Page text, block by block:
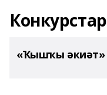
Конкурстар
«Ҡышҡы әкиәт»